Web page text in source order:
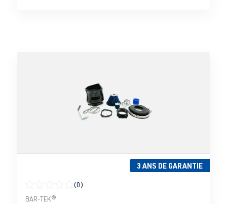
3 ANS DE GARANTIE
Note moyenne de 0 sur 5 étoiles
(0)
BAR-TEK®